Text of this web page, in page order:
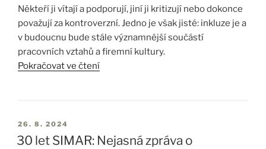
napříč různými mediálními typy a fázemi vývoje (od
storyboardu po finished film) takže víte, zda vaše
reklama přinese očekávanou návratnost investic. Jde o
prodeji validovaný nástroj, takže se můžete dle jeho
výsledků rozhodovat s jistotou a bez obav z riskantních
rozhodnutí.
Motivuje reklama diváky k využití vašich služeb a
podporuje pozitivní povědomí o
značcev dlouhodobém hledisku?
Někteří ji vítají a podporují, jiní ji kritizují nebo dokonce
považují za kontroverzní. Jedno je však jisté: inkluze je a
v budoucnu bude stále významnější součástí
pracovních vztahů a firemní kultury.
zapojení všech skupin populace, mohou nejen podpořit
pozitivní společenskou změnu, ale také zvýšit svou
Pokračovat ve čtení
26. 8. 2024
30 let SIMAR: Nejasná zpráva o